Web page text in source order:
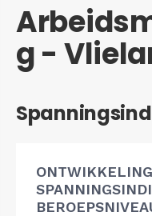
g -
ONTWIKKELING